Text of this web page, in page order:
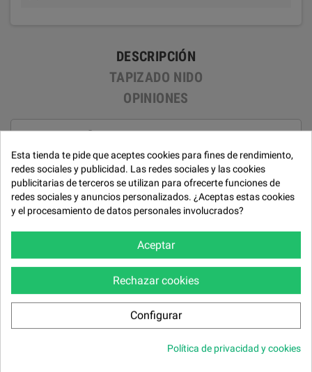
DESCRIPCIÓN
TAPIZADO NIDO
OPINIONES
Estructura
Madera de pino y tablero.
Asientos
poliuretano de 30 kg/m³ 30kg + Super Soft + Fibra 300g.
Respaldos
Cincha 60 mm alta resistencia. Almohadas de reposacabezas en
espuma de Poliuretano 25kg/m³ + Super Soft + Fibra
300g. Almohadas de riñoneras en Fibra siliconada
hueca. Reposacabezas reclinables multiposición.
Esta tienda te pide que aceptes cookies para fines de rendimiento,
redes sociales y publicidad. Las redes sociales y las cookies
publicitarias de terceros se utilizan para ofrecerte funciones de
redes sociales y anuncios personalizados. ¿Aceptas estas cookies
y el procesamiento de datos personales involucrados?
Aceptar
Rechazar cookies
Configurar
Política de privacidad y cookies